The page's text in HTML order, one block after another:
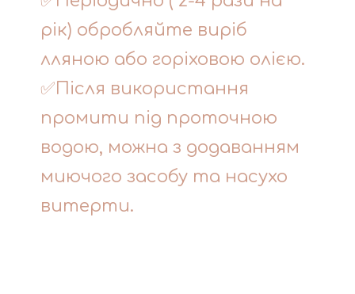
рік) обробляйте виріб
лляною або горіховою олією.
✅Після використання
промити під проточною
водою, можна з додаванням
миючого засобу та насухо
витерти.